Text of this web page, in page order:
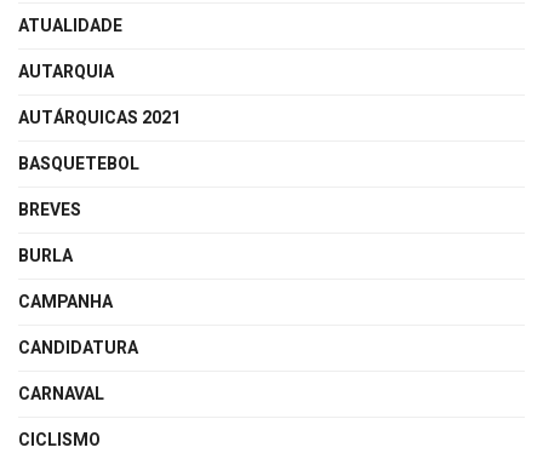
ATUALIDADE
AUTARQUIA
AUTÁRQUICAS 2021
BASQUETEBOL
BREVES
BURLA
CAMPANHA
CANDIDATURA
CARNAVAL
CICLISMO